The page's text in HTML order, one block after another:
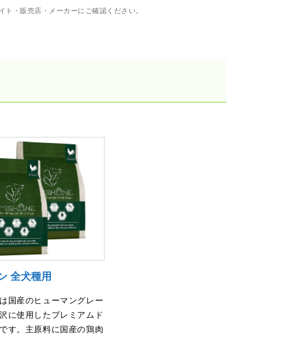
・販売店・メーカーにご確認ください。
全犬種用
国産のヒューマングレー
に使用したプレミアムド
す。主原料に国産の鶏肉